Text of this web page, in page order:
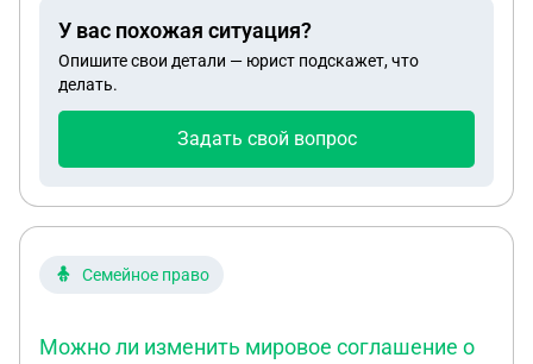
какие-то другие пути подскажите пожалуйста.
У вас похожая ситуация?
Опишите свои детали — юрист подскажет, что
делать.
Задать свой вопрос
Семейное право
Можно ли изменить мировое соглашение о